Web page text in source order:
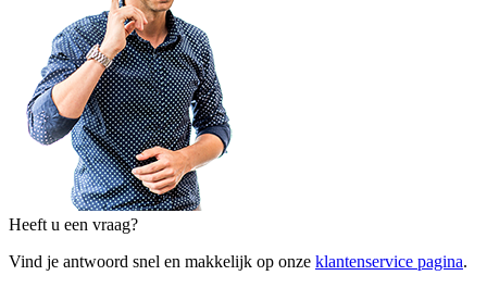
Heeft u een vraag?
Vind je antwoord snel en makkelijk op onze klantenservice pagina.